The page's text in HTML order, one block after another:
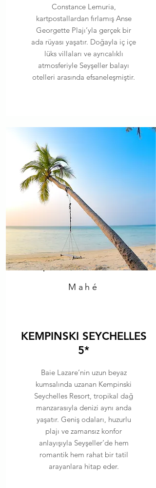
Constance Lemuria,
kartpostallardan fırlamış Anse
Georgette Plajı’yla gerçek bir
ada rüyası yaşatır. Doğayla iç içe
lüks villaları ve ayrıcalıklı
atmosferiyle Seyşeller balayı
otelleri arasında efsaneleşmiştir.
Mahé
KEMPINSKI SEYCHELLES
5*
Baie Lazare’nin uzun beyaz
kumsalında uzanan Kempinski
Seychelles Resort, tropikal dağ
manzarasıyla denizi aynı anda
yaşatır. Geniş odaları, huzurlu
plajı ve zamansız konfor
anlayışıyla Seyşeller’de hem
romantik hem rahat bir tatil
arayanlara hitap eder.